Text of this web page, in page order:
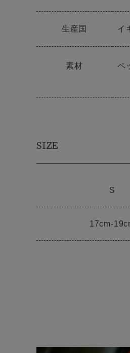
生産国 イ
素材 ペ
SIZE
S
17cm-